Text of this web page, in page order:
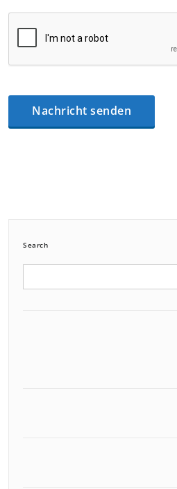
Search
Search